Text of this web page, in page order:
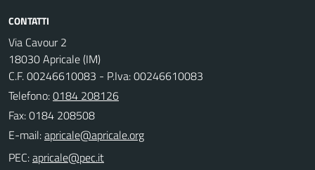
CONTATTI
Via Cavour 2
18030 Apricale (IM)
C.F. 00246610083 - P.Iva: 00246610083
Telefono:0184 208126
Fax: 0184 208508
E-mail:
PEC: